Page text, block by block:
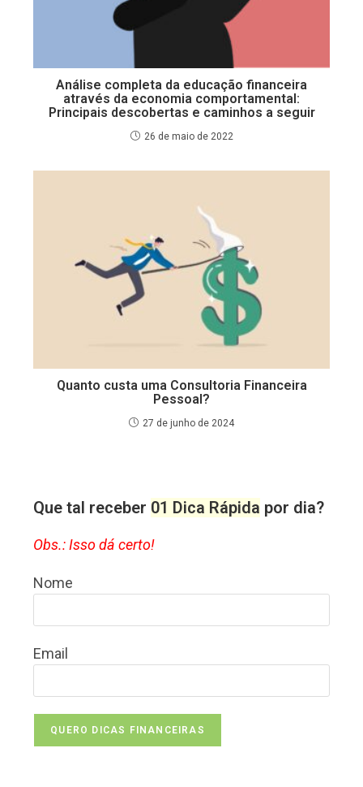
Análise completa da educação financeira
através da economia comportamental:
Principais descobertas e caminhos a seguir
26 de maio de 2022
Quanto custa uma Consultoria Financeira
Pessoal?
27 de junho de 2024
Que tal receber 01 Dica Rápida por dia?
Obs.: Isso dá certo!
Nome
Email
QUERO DICAS FINANCEIRAS